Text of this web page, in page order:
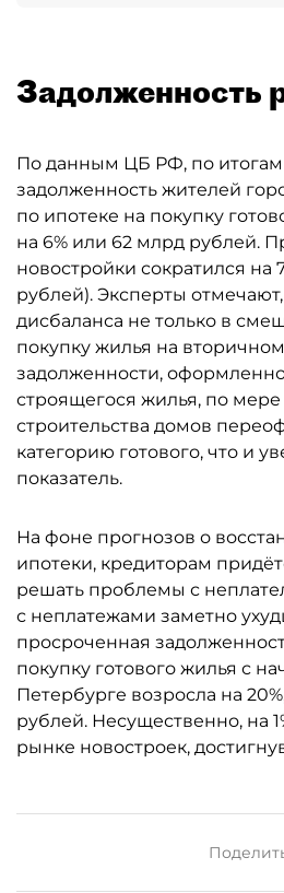
Задолженность
По данным ЦБ РФ, по итогам
задолженность жителей
по ипотеке на покупку
на 6% или 62 млрд рублей.
новостройки сократился на
рублей). Эксперты
дисбаланса не только в
покупку жилья на
задолженности,
строящегося жилья, по
строительства домов
категорию готового, что и
показатель.
На фоне прогнозов о
ипотеки, кредиторам
решать проблемы с
с неплатежами заметно
просроченная
покупку готового жилья с
Петербурге возросла на
рублей. Несущественно, на
рынке новостроек,